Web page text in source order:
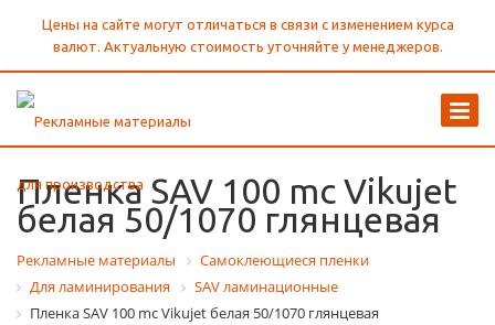
Цены на сайте могут отличаться в связи с изменением курса
валют. Актуальную стоимость уточняйте у менеджеров.
Пленка SAV 100 mc Vikujet
белая 50/1070 глянцевая
Рекламные материалы
Самоклеющиеся пленки
Для ламинирования
SAV ламинационные
Пленка SAV 100 mc Vikujet белая 50/1070 глянцевая